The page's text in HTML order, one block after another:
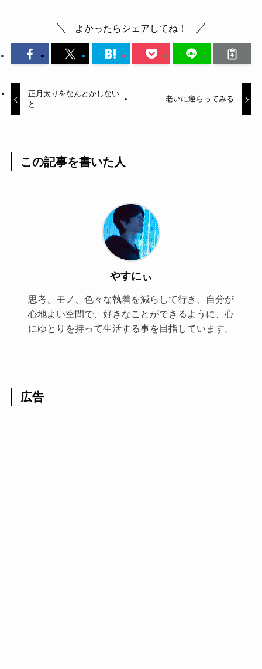
よかったらシェアしてね！
正月太りをなんとかしない
と
老いに逆らってみる
この記事を書いた人
やすにぃ
思考、モノ、色々な執着を減らして行き、自分が
心地よい空間で、好きなことができるように、心
にゆとりを持って生活する事を目指しています。
広告